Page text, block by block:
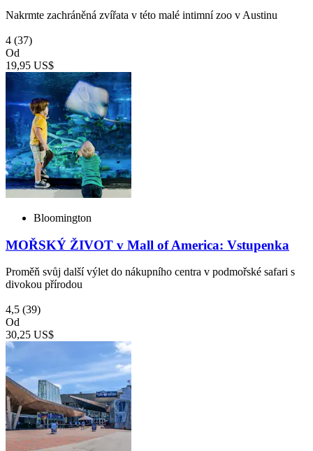
Nakrmte zachráněná zvířata v této malé intimní zoo v Austinu
4 (37)
Od
19,95 US$
Bloomington
MOŘSKÝ ŽIVOT v Mall of America: Vstupenka
Proměň svůj další výlet do nákupního centra v podmořské safari s
divokou přírodou
4,5 (39)
Od
30,25 US$